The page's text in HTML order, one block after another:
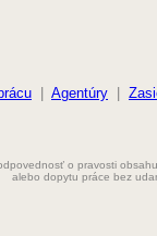
Agentúry
o pravosti
alebo dopytu práce bez